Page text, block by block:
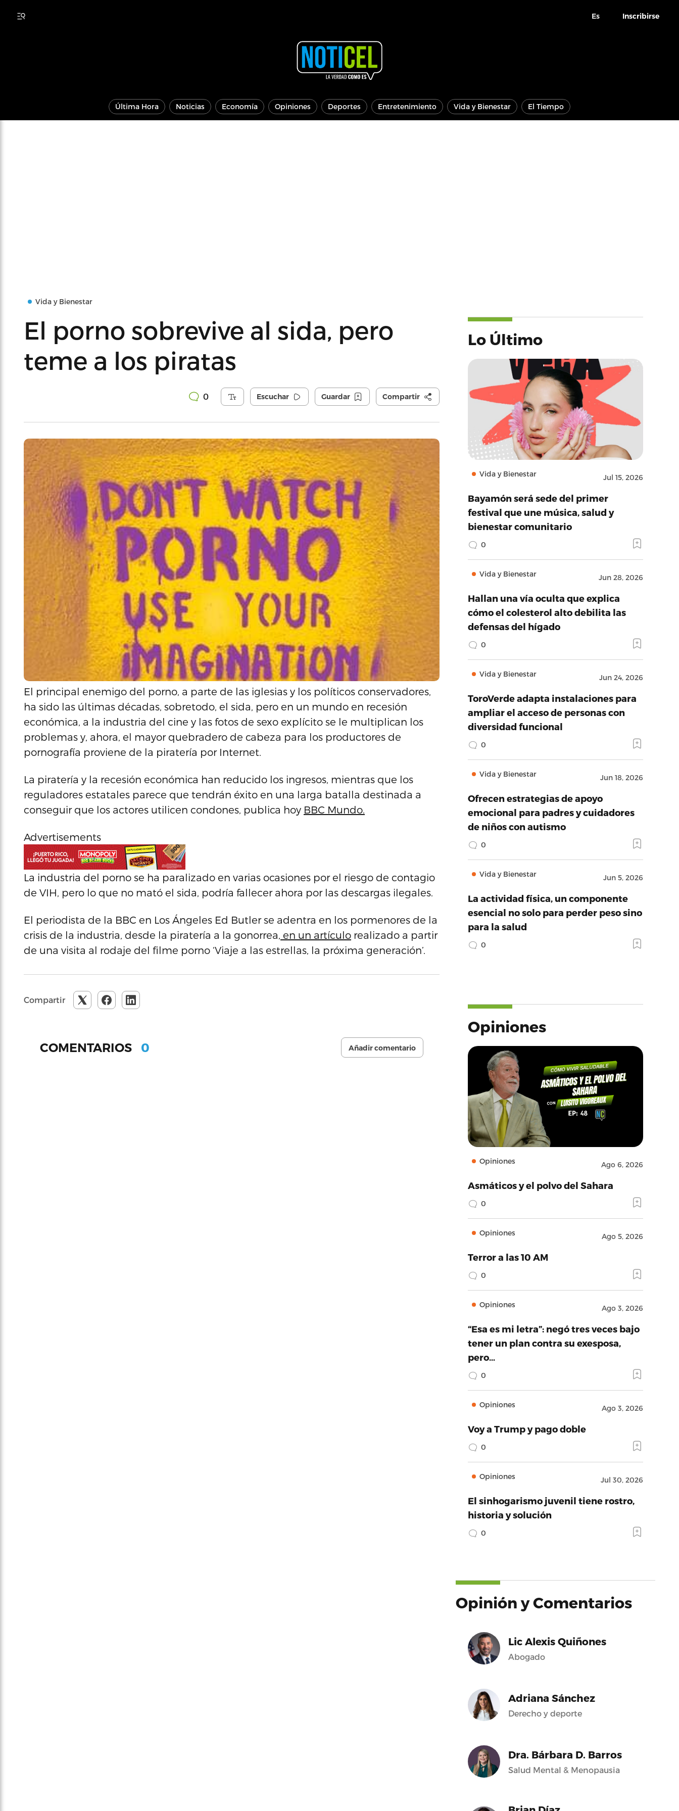
Es Inscribirse
Última Hora Noticias Economía Opiniones Deportes Entretenimiento Vida y Bienestar El Tiempo
Vida y Bienestar
El porno sobrevive al sida, pero
teme a los piratas
0 Escuchar Guardar Compartir
El principal enemigo del porno, a parte de las iglesias y los políticos conservadores,
ha sido las últimas décadas, sobretodo, el sida, pero en un mundo en recesión
económica, a la industria del cine y las fotos de sexo explícito se le multiplican los
problemas y, ahora, el mayor quebradero de cabeza para los productores de
pornografía proviene de la piratería por Internet.
La piratería y la recesión económica han reducido los ingresos, mientras que los
reguladores estatales parece que tendrán éxito en una larga batalla destinada a
conseguir que los actores utilicen condones, publica hoy BBC Mundo.
Advertisements
La industria del porno se ha paralizado en varias ocasiones por el riesgo de contagio
de VIH, pero lo que no mató el sida, podría fallecer ahora por las descargas ilegales.
El periodista de la BBC en Los Ángeles Ed Butler se adentra en los pormenores de la
crisis de la industria, desde la piratería a la gonorrea, en un artículo realizado a partir
de una visita al rodaje del filme porno ‘Viaje a las estrellas, la próxima generación’.
Compartir
COMENTARIOS 0 Añadir comentario
Lo Último
Vida y Bienestar Jul 15, 2026
Bayamón será sede del primer
festival que une música, salud y
bienestar comunitario
0
Vida y Bienestar Jun 28, 2026
Hallan una vía oculta que explica
cómo el colesterol alto debilita las
defensas del hígado
0
Vida y Bienestar Jun 24, 2026
ToroVerde adapta instalaciones para
ampliar el acceso de personas con
diversidad funcional
0
Vida y Bienestar Jun 18, 2026
Ofrecen estrategias de apoyo
emocional para padres y cuidadores
de niños con autismo
0
Vida y Bienestar Jun 5, 2026
La actividad física, un componente
esencial no solo para perder peso sino
para la salud
0
Opiniones
Opiniones Ago 6, 2026
Asmáticos y el polvo del Sahara
0
Opiniones Ago 5, 2026
Terror a las 10 AM
0
Opiniones Ago 3, 2026
“Esa es mi letra”: negó tres veces bajo
tener un plan contra su exesposa,
pero…
0
Opiniones Ago 3, 2026
Voy a Trump y pago doble
0
Opiniones Jul 30, 2026
El sinhogarismo juvenil tiene rostro,
historia y solución
0
Opinión y Comentarios
Lic Alexis Quiñones
Abogado
Adriana Sánchez
Derecho y deporte
Dra. Bárbara D. Barros
Salud Mental & Menopausia